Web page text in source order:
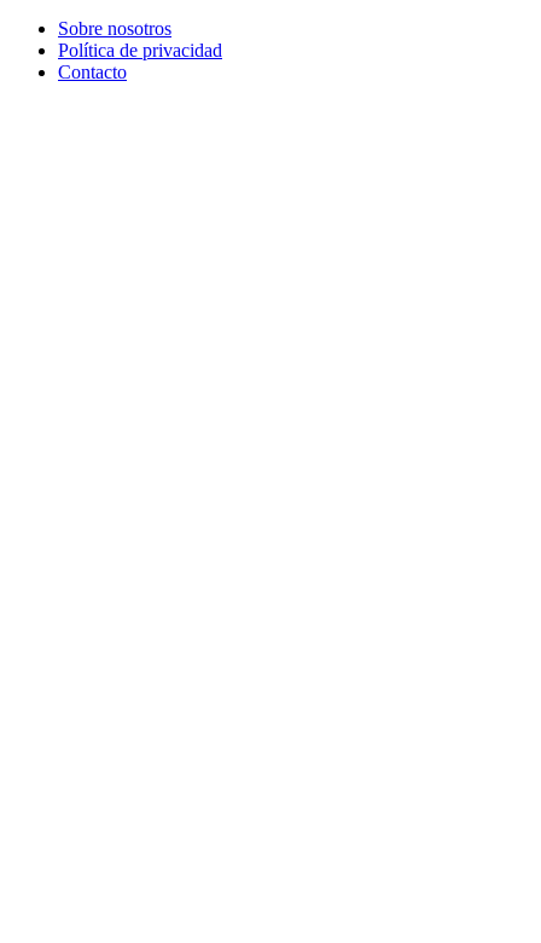
Sobre nosotros
Política de privacidad
Contacto